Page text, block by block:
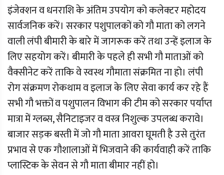
इंजेक्शन व धनराशि के अंतिम उपयोग को कलेक्टर महोदय
सार्वजनिक करें। सरकार पशुपालकों को गौ माता को लगने
वाली लंपी बीमारी के बारे में जागरूक करें तथा उन्हें इलाज के
लिए सहयोग करें। बीमारी के पहले ही सभी गौ माताओं को
वैक्सीनेट करें ताकि वे स्वस्थ गौमाता संक्रमित ना हो। लंपी
रोग संक्रमण रोकथाम व इलाज के लिए सेवा कार्य कर रहे हैं
सभी गौ भक्तों व पशुपालन विभाग की टीम को सरकार पर्याप्त
मात्रा में ग्लब्स, सैनिटाइजर व वस्त्र निशुल्क उपलब्ध करावे।
बाजार सड़क बस्ती में जो गौ माता आवरा घूमती है उसे तुरंत
प्रभाव से एक गौशालाओं में भिजवाने की कार्यवाही करें ताकि
प्लास्टिक के सेवन से गौ माता बीमार नहीं हो।